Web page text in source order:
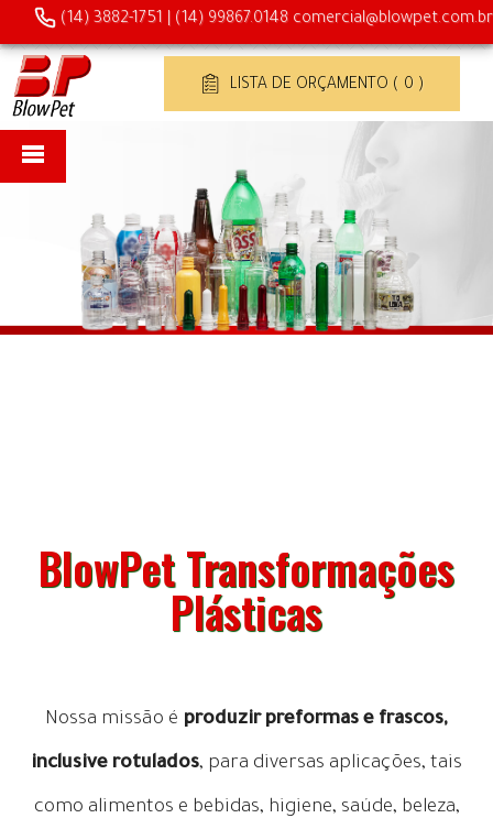
(14) 3882-1751 (14) 99867.0148 comercial@blowpet.com.br
LISTA DE ORÇAMENTO ( 0 )
BlowPet Transformações
Plásticas
Nossa missão é produzir preformas e frascos,
inclusive rotulados, para diversas aplicações, tais
como alimentos e bebidas, higiene, saúde, beleza,